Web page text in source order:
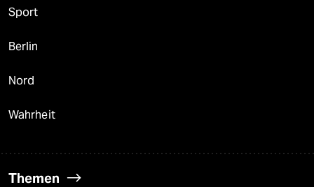
Sport
Berlin
Nord
Wahrheit
Themen